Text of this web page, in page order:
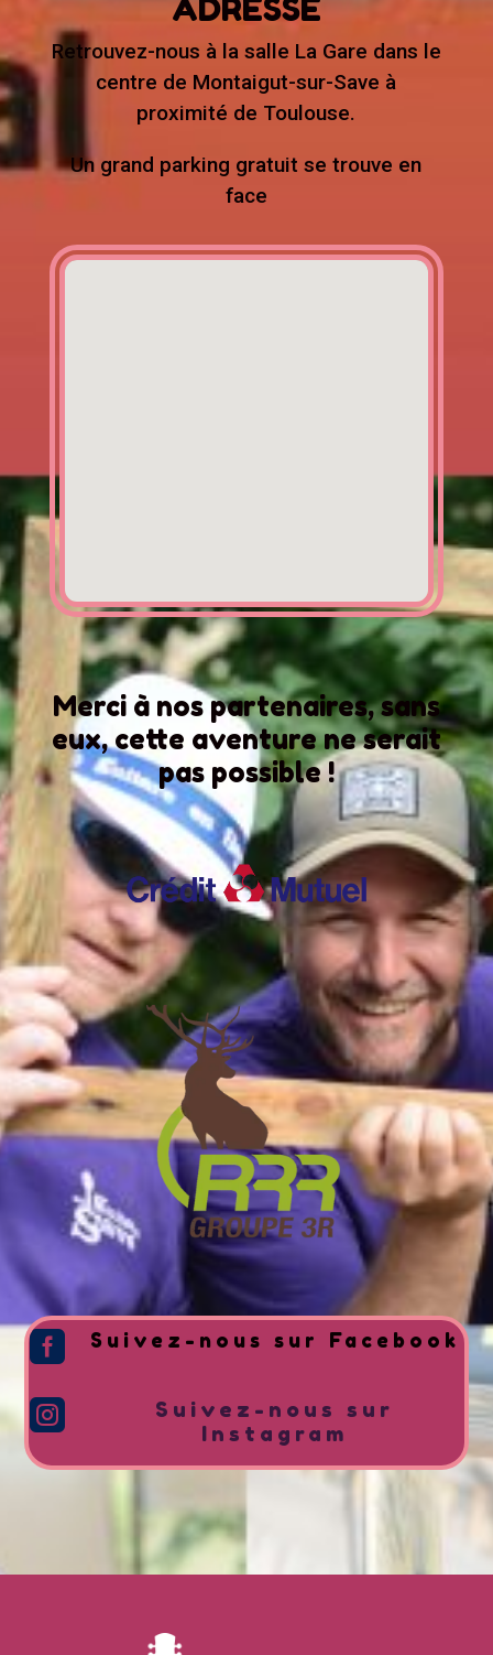
ADRESSE
Retrouvez-nous à la salle La Gare dans le
centre de Montaigut-sur-Save à
proximité de Toulouse.
Un grand parking gratuit se trouve en
face
Merci à nos partenaires, sans
eux, cette aventure ne serait
pas possible !
 Suivez-nous sur Facebook

Suivez-nous sur
Instagram